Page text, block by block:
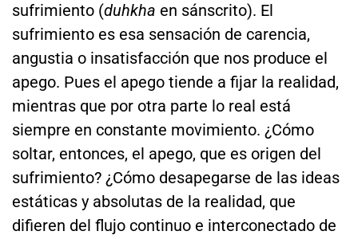
sufrimiento (duhkha en sánscrito). El
sufrimiento es esa sensación de carencia,
angustia o insatisfacción que nos produce el
apego. Pues el apego tiende a fijar la realidad,
mientras que por otra parte lo real está
siempre en constante movimiento. ¿Cómo
soltar, entonces, el apego, que es origen del
sufrimiento? ¿Cómo desapegarse de las ideas
estáticas y absolutas de la realidad, que
difieren del flujo continuo e interconectado de